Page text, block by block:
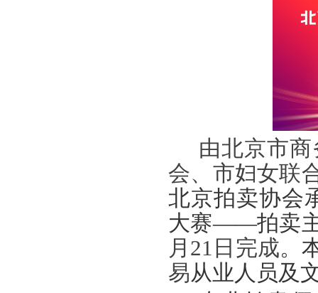
完善治理体系，研究发展重点，共促高质量发展——北京拍卖协会召开第五届第六次
党建引领聚合力 调研赋能促提升——北拍协党支部参加第一联合党委赴京客隆专题
发挥党建引领作用 聚合跨行业发展资源——北京市商业服务业行业协会第一联合党
深化数智交流 共促产教融合——姚光锋会长参加北工商商学院与中国国新举办的数
川流京华 共槌共赢——川京拍卖业务交流座谈会在成都召开
“协会+媒体+法律联动”助力企业发展系列活动之九——走进理事单位北京鸿盛祥国际
数智+拍卖 提升拍卖服务能力——姚光锋会长参加中拍协王波会长一行对阿里巴巴调
由北京市
会、市妇女联
北京拍卖协会
大赛——拍卖
月 21 日完成。
易从业人员及